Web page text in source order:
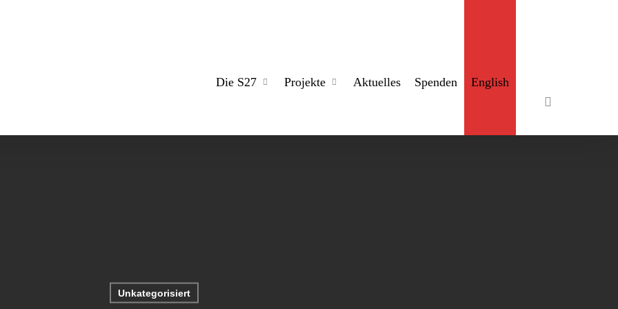
Die S27 Projekte Aktuelles Spenden English
Unkategorisiert